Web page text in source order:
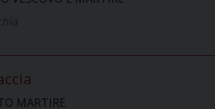
MARTIRE